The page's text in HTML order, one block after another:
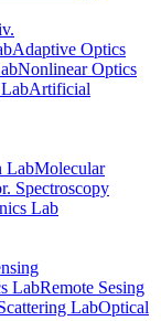
Adaptive Optics
Nonlinear Optics
Artificial
LabMolecular
Spectroscopy
Lab
LabRemote Sesing
LabOptical